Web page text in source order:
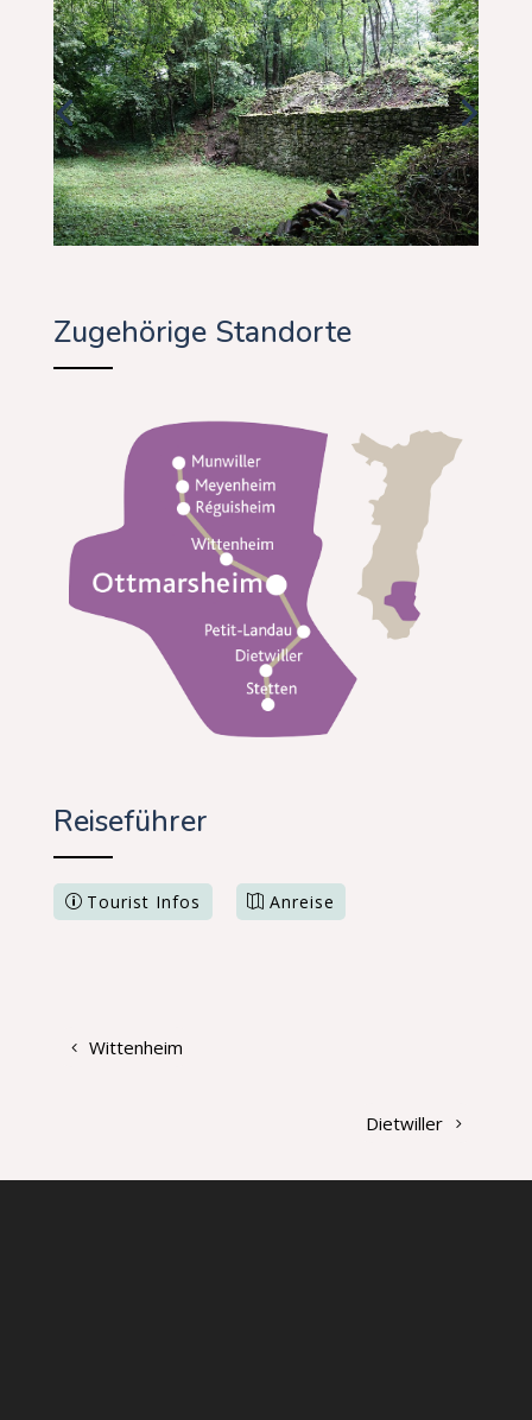
Zugehörige Standorte
Reiseführer
Tourist Infos Anreise
Wittenheim
Dietwiller